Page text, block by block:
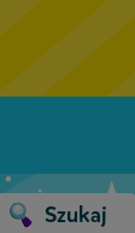
Szukaj